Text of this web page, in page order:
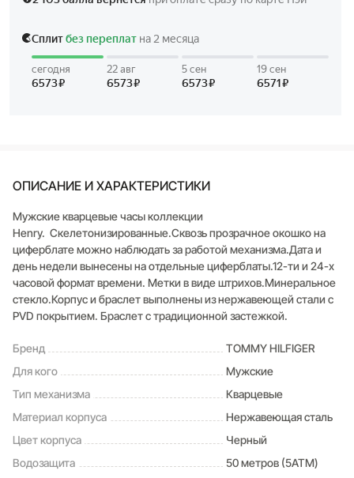
ОПИСАНИЕ И ХАРАКТЕРИСТИКИ
Мужские кварцевые часы коллекции
Henry. Скелетонизированные.Сквозь прозрачное окошко на
циферблате можно наблюдать за работой механизма.Дата и
день недели вынесены на отдельные циферблаты.12-ти и 24-х
часовой формат времени. Метки в виде штрихов.Минеральное
стекло.Корпус и браслет выполнены из нержавеющей стали с
PVD покрытием. Браслет с традиционной застежкой.
Бренд
TOMMY HILFIGER
Для кого
Мужские
Тип механизма
Кварцевые
Материал корпуса
Нержавеющая сталь
Цвет корпуса
Черный
Водозащита
50 метров (5ATM)